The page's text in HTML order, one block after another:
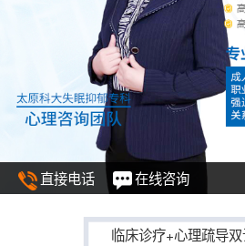
直接电话 在线咨询
临床诊疗+心理疏导